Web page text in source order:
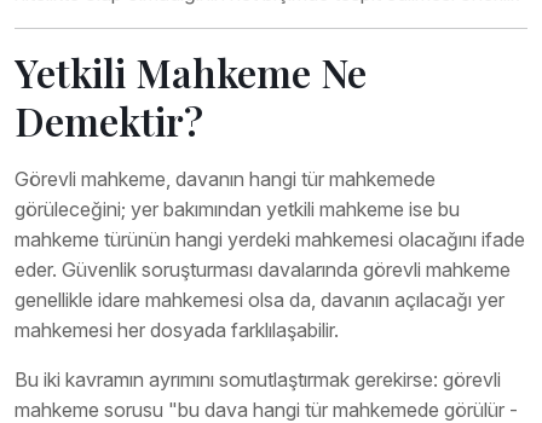
Yetkili Mahkeme Ne
Demektir?
Görevli mahkeme, davanın hangi tür mahkemede
görüleceğini; yer bakımından yetkili mahkeme ise bu
mahkeme türünün hangi yerdeki mahkemesi olacağını ifade
eder. Güvenlik soruşturması davalarında görevli mahkeme
genellikle idare mahkemesi olsa da, davanın açılacağı yer
mahkemesi her dosyada farklılaşabilir.
Bu iki kavramın ayrımını somutlaştırmak gerekirse: görevli
mahkeme sorusu "bu dava hangi tür mahkemede görülür -